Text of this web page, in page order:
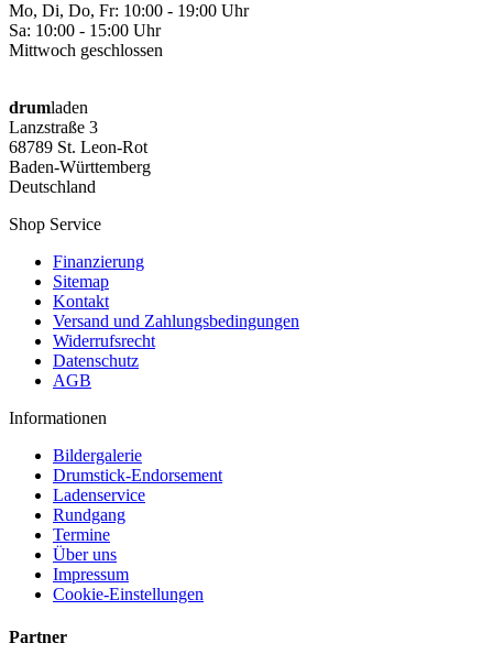
Mo, Di, Do, Fr: 10:00 - 19:00 Uhr
Sa: 10:00 - 15:00 Uhr
Mittwoch geschlossen
drumladen
Lanzstraße 3
68789 St. Leon-Rot
Baden-Württemberg
Deutschland
Shop Service
Finanzierung
Sitemap
Kontakt
Versand und Zahlungsbedingungen
Widerrufsrecht
Datenschutz
AGB
Informationen
Bildergalerie
Drumstick-Endorsement
Ladenservice
Rundgang
Termine
Über uns
Impressum
Cookie-Einstellungen
Partner